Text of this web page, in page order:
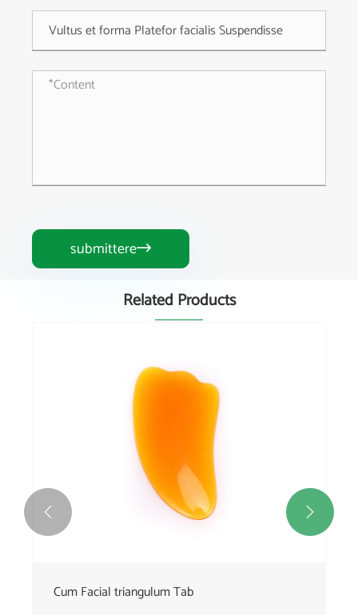
submittere
Related Products
Semicirculum reliquum faciei Text
 